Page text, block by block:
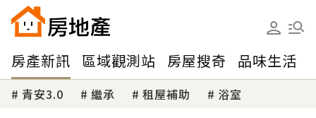
房產新訊 區域觀測站 房屋搜奇 品味生活
青安3.0 繼承 租屋補助 浴室